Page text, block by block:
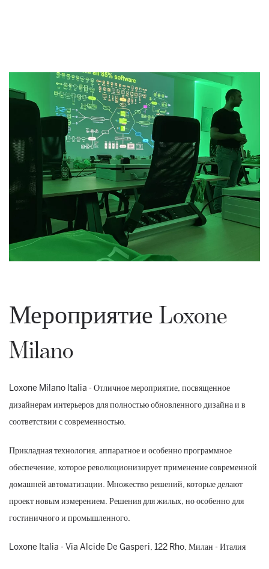
Мероприятие Loxone
Milano
Loxone Milano Italia - Отличное мероприятие, посвященное
дизайнерам интерьеров для полностью обновленного дизайна и в
соответствии с современностью.
Прикладная технология, аппаратное и особенно программное
обеспечение, которое революционизирует применение современной
домашней автоматизации. Множество решений, которые делают
проект новым измерением. Решения для жилых, но особенно для
гостиничного и промышленного.
Loxone Italia - Via Alcide De Gasperi, 122 Rho, Милан - Италия